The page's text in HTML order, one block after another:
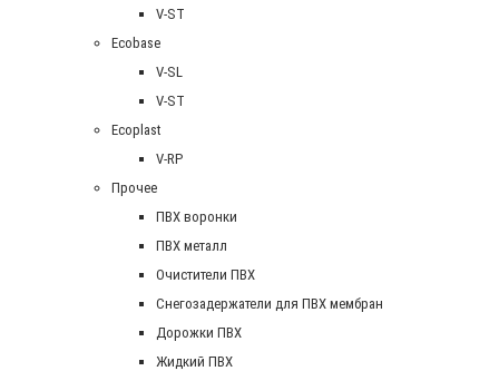
V-ST
Ecobase
V-SL
V-ST
Ecoplast
V-RP
Прочее
ПВХ воронки
ПВХ металл
Очистители ПВХ
Снегозадержатели для ПВХ мембран
Дорожки ПВХ
Жидкий ПВХ